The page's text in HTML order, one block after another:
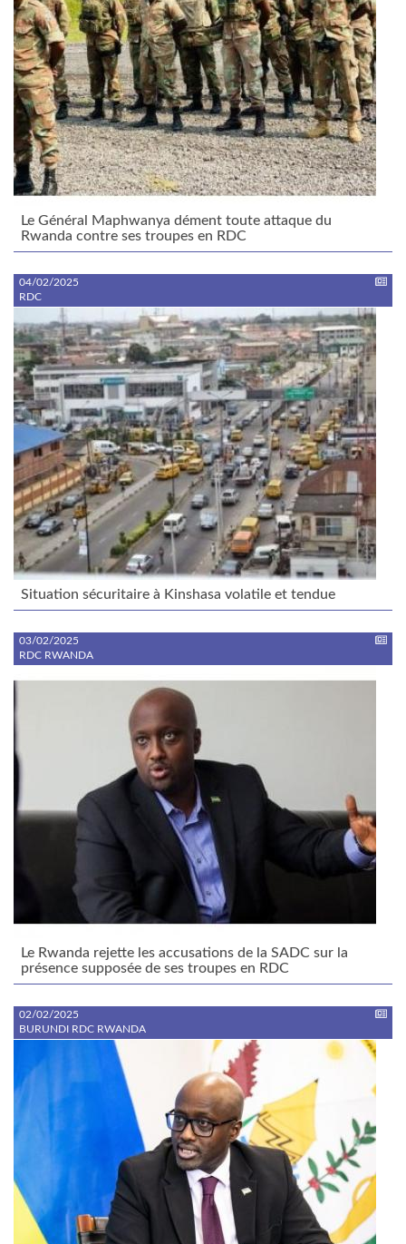
Le Général Maphwanya dément toute attaque du
Rwanda contre ses troupes en RDC
04/02/2025
RDC
Situation sécuritaire à Kinshasa volatile et tendue
03/02/2025
RDC RWANDA
Le Rwanda rejette les accusations de la SADC sur la
présence supposée de ses troupes en RDC
02/02/2025
BURUNDI RDC RWANDA